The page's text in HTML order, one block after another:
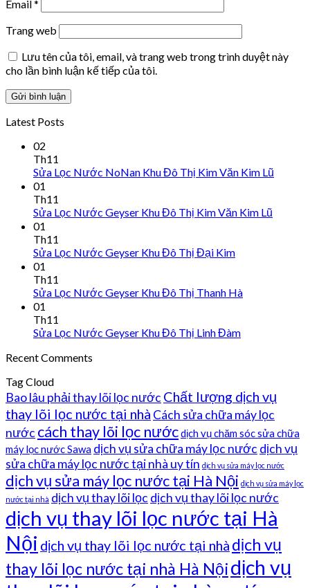
Email*
Trang web
Lưu tên của tôi, email, và trang web trong trình duyệt này
cho lần bình luận kế tiếp của tôi.
Latest Posts
02
Th11
Sửa Lọc Nước NoNan Khu Đô Thị Kim Văn Kim Lũ
01
Th11
Sửa Lọc Nước Geyser Khu Đô Thị Kim Văn Kim Lũ
01
Th11
Sửa Lọc Nước Geyser Khu Đô Thị Đại Kim
01
Th11
Sửa Lọc Nước Geyser Khu Đô Thị Thanh Hà
01
Th11
Sửa Lọc Nước Geyser Khu Đô Thị Linh Đàm
Recent Comments
Tag Cloud
Bao lâu phải thay lõi lọc nước Chất lượng dịch vụ
thay lõi lọc nước tại nhà Cách sửa chữa máy lọc
nước cách thay lõi lọc nướcdịch vụ chăm sóc sửa chữa
máy lọc nước Sawa dịch vụ sửa chữa máy lọc nước dịch vụ
sửa chữa máy lọc nước tại nhà uy tín dịch vụ sửa máy lọc nước
dịch vụ sửa máy lọc nước tại Hà Nội dịch vụ sửa máy lọc
nước tại nhà dịch vụ thay lõi lọc dịch vụ thay lõi lọc nước
dịch vụ thay lõi lọc nước tại Hà
Nội dịch vụ thay lõi lọc nước tại nhà dịch vụ
thay lõi lọc nước tại nhà Hà Nộidịch vụ